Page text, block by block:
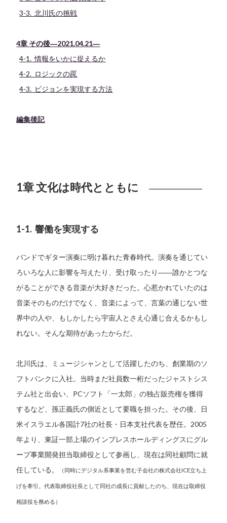
3-3. 北川氏の挑戦
4章 その後―2021.04.21―
4-1. 情報をいかに捉えるか
4-2. ロジックの罠
4-3. ビジョンを実現する方法
編集後記
1章 文化は時代とともに
1-1. 響働を実現する
バンドでギター演奏に明け暮れた青春時代。演奏を通じてい
ろいろな人に影響を与えたり、受け取ったり――誰かとつな
がることができる音楽が大好きだった。心惹かれていたのは
音楽そのものだけでなく、音楽によって、言葉の通じない世
界中の人や、もしかしたら宇宙人とさえ心通じ合えるかもし
れない。そんな期待があったからだ。
北川氏は、ミュージシャンとして活躍したのち、創業期のソ
フトバンクに入社。当時まだ社員数一桁だったジャストシス
テム社と出会い、PCソフト「一太郎」の独占販売権を獲得
するなど、孫正義氏の側近として要職を担った。その後、日
米イスラエル各国計7社の社長・日本支社代表を歴任。2005
年より、東証一部上場のインプレスホールディングスにグル
ープ事業開発担当取締役として参画し、現在は同社顧問に就
任している。
（同時にデジタル系事業を営む子会社の株式会社ICE立ち上
げを牽引。代表取締役社長として同社の成長に貢献したのち、現在は取締役
相談役を務める）